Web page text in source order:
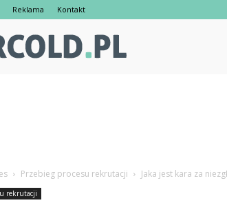
Reklama Kontakt
Przebieg procesu rekrutacji Jaka jest kara za
rekrutacji